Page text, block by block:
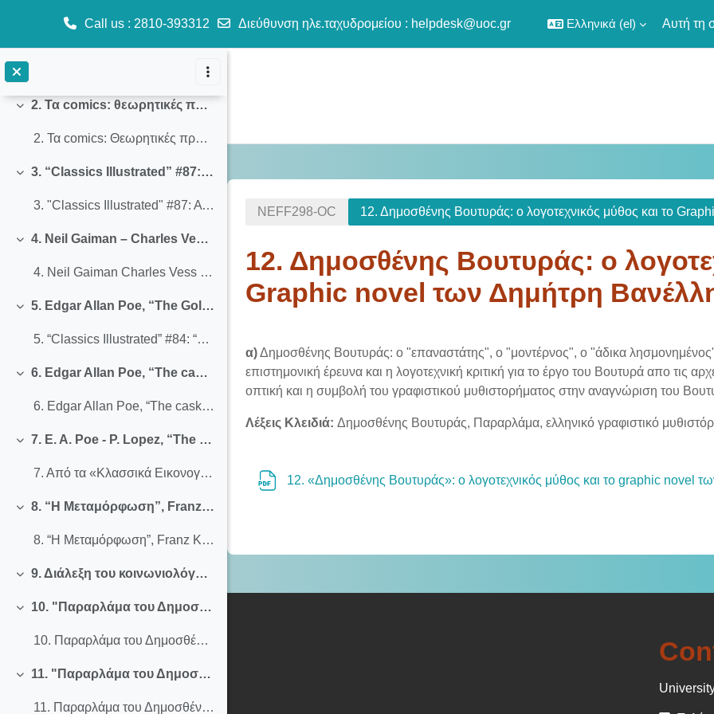
Call us : 2810-393312 Διεύθυνση ηλε.ταχυδρομείου : helpdesk@uoc.gr Ελληνικά ‎(el)‎ Αυτή τη
Σύμπτυξη
Σύμπτυξη
2. Τα comics: θεωρητικές προσεγγίσεις
2. Τα comics: Θεωρητικές προσεγγίσεις
Σύμπτυξη
3. “Classics Illustrated” #87: A Midsummer Night’s Dream, William Shakespeare
3. "Classics Illustrated" #87: A Midsummer Night's Dream, William Shakespeare
Σύμπτυξη
4. Neil Gaiman – Charles Vess, The Sandman #19: A Midsummer Night’s Dream (DC Comics, 1990)
4. Neil Gaiman Charles Vess The Sandman #19
Σύμπτυξη
5. Edgar Allan Poe, “The Gold Bug”, “Classics Illustrated” #84 (1951) - ελλ. «Κλασσικά Εικονογραφημένα», αρ. 244 (επανεκδ. αρ. 1191)
5. “Classics Illustrated” #84: “The Gold Bug”, Edgar Allan Poe - ελληνικά «Κλασσικά Εικονογραφημένα», αρ. 244 (επανεκδ. αρ. 1191)
Σύμπτυξη
6. Edgar Allan Poe, “The cask of Amontillado” («Classics Illustrated», #84, 1964)
6. Edgar Allan Poe, “The cask of Amontillado” («Classics Illustrated» #84, 1964)
Σύμπτυξη
7. E. A. Poe - P. Lopez, “The cask of Amontillado” (2003)
7. Από τα «Κλασσικά Εικονογραφημένα» στο Graphic novel: E. A. Poe - P. Lopez, “The cask of Amontillado”(2003)
Σύμπτυξη
8. “Η Μεταμόρφωση”, Franz Kafka - Peter Kuper (2004)
8. “Η Μεταμόρφωση”, Franz Kafka - Peter Kuper (2004)
Σύμπτυξη
9. Διάλεξη του κοινωνιολόγου Δημήτρη Μποκή
Σύμπτυξη
10. "Παραρλάμα του Δημοσθένη Βουτυρά και άλλες ιστορίες", Δημήτρη Βανέλλη και Θανάση Πέτρου (2011)
10. Παραρλάμα του Δημοσθένη Βουτυρά και άλλες ιστορίες, Δημήτρη Βανέλλη και Θανάση Πέτρου (2011)
Σύμπτυξη
11. "Παραρλάμα του Δημοσθένη Βουτυρά και άλλες ιστορίες", Δημήτρη Βανέλλη και Θανάση Πέτρου (ΙΙ)
11. Παραρλάμα του Δημοσθένη Βουτυρά και άλλες ιστορίες, Δημήτρη Βανέλλη και Θανάση Πέτρου (ΙΙ)
NEFF298-OC 12. Δημοσθένης Βουτυράς: ο λογοτεχνικός μύθος και το
12. Δημοσθένης Βουτυράς: ο
Graphic novel των Δημήτρη
Section outline
α)Δημοσθένης Βουτυράς: ο "επαναστάτης", ο "μοντέρνος", ο "άδικα
επιστημονική έρευνα και η λογοτεχνική κριτική για το έργο του Βουτυρά απο τις
οπτική και η συμβολή του γραφιστικού μυθιστορήματος στην αναγνώριση του
Λέξεις Κλειδιά: Δημοσθένης Βουτυράς, Παραρλάμα, ελληνικό γραφιστικό
12. «Δημοσθένης Βουτυράς»: ο λογοτεχνικός μύθος και το graphic novel